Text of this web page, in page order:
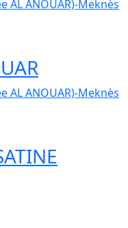
ANOUAR)-Meknès
ANOUAR)-Meknès